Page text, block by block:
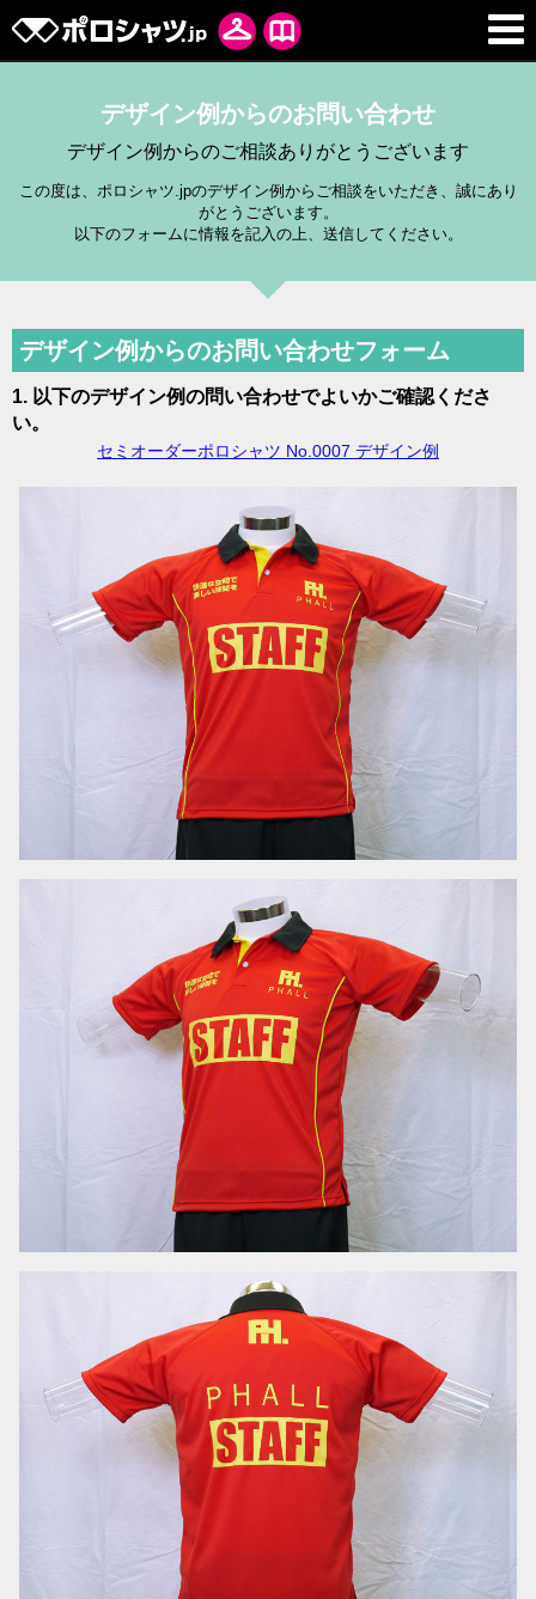
デザイン例からのお問い合わせ
デザイン例からのご相談ありがとうございます
この度は、ポロシャツ.jpのデザイン例からご相談をいただき、誠にあり
がとうございます。
以下のフォームに情報を記入の上、送信してください。
デザイン例からのお問い合わせフォーム
1. 以下のデザイン例の問い合わせでよいかご確認くださ
い。
セミオーダーポロシャツ No.0007 デザイン例